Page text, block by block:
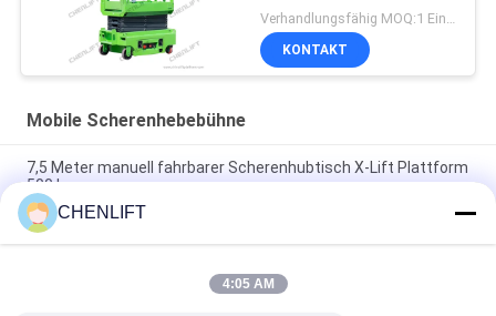
Erweiterungsplattform
Verhandlungsfähig MOQ:1 Einheit
KONTAKT
Mobile Scherenhebebühne
7,5 Meter manuell fahrbarer Scherenhubtisch X-Lift Plattform
500 kg
14M kleiner elektrischer Scherenhubtisch mit motorisiertem
Gerät, Tragfähigkeit 450 kg
Mini-Handhubarbeitsbühne 3,9 Meter mit rutschfester
CHENLIFT
4:05 AM